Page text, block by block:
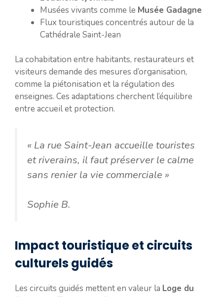
Musées vivants comme le Musée Gadagne
Flux touristiques concentrés autour de la
Cathédrale Saint-Jean
La cohabitation entre habitants, restaurateurs et
visiteurs demande des mesures d’organisation,
comme la piétonisation et la régulation des
enseignes. Ces adaptations cherchent l’équilibre
entre accueil et protection.
« La rue Saint-Jean accueille touristes
et riverains, il faut préserver le calme
sans renier la vie commerciale »
Sophie B.
Impact touristique et circuits
culturels guidés
Les circuits guidés mettent en valeur la Loge du